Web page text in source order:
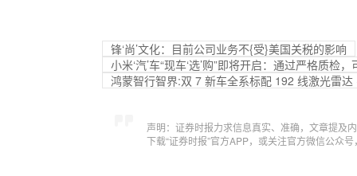
锋‘尚’文化：目前公司业务不{受}美国关税的影响
小米‘汽’车“现车‘选’购”即将开启：通过严格质检
鸿蒙智行智界:双 7 新车全系标配 192 线激光雷
声明：证券时报力求信息真实、准确，文章提及
下载“证券时报”官方APP，或关注官方微信公众